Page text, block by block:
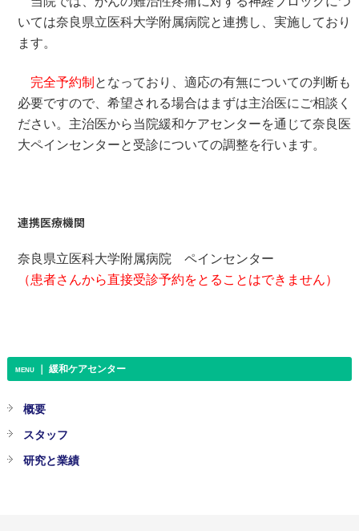
いては奈良県立医科大学附属病院と連携し、実施しており
ます。
完全予約制 となっており、適応の有無についての判断も
必要ですので、希望される場合はまずは主治医にご相談く
ださい。主治医から当院緩和ケアセンターを通じて奈良医
大ペインセンターと受診についての調整を行います。
連携医療機関
奈良県立医科大学附属病院 ペインセンター
（患者さんから直接受診予約をとることはできません）
MENU｜ 緩和ケアセンター
概要
スタッフ
研究と業績